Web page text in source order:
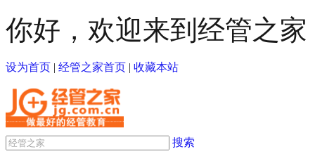
你好，欢迎来到经管之家
设为首页 | 经管之家首页 | 收藏本站
搜索